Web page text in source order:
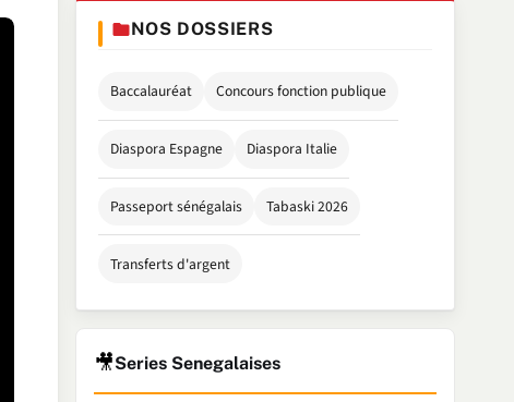
NOS DOSSIERS
Baccalauréat Concours fonction publique
Diaspora Espagne Diaspora Italie
Passeport sénégalais Tabaski 2026
Transferts d'argent
🎥Series Senegalaises